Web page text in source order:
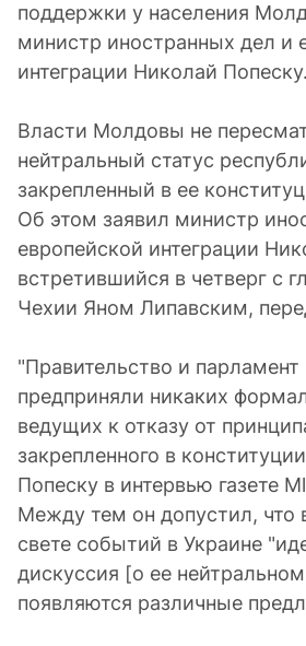
поддержки у населения
министр иностранных дел и
интеграции Николай Попеску.
Власти Молдовы не
нейтральный статус
закрепленный в ее
Об этом заявил министр
европейской интеграции
встретившийся в четверг с
Чехии Яном Липавским,
"Правительство и
предприняли никаких
ведущих к отказу от
закрепленного в
Попеску в интервью газете
Между тем он допустил, что
свете событий в Украине
дискуссия [о ее
появляются различные